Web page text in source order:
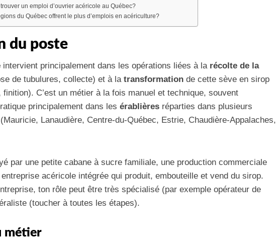
un emploi d’ouvrier acéricole au Québec?
du Québec offrent le plus d’emplois en acériculture?
du poste
intervient principalement dans les opérations liées à la récolte de la
de tubulures, collecte) et à la transformation de cette sève en sirop
C’est un métier à la fois manuel et technique, souvent
principalement dans les érablières réparties dans plusieurs
Lanaudière, Centre-du-Québec, Estrie, Chaudière-Appalaches,
par une petite cabane à sucre familiale, une production commerciale
entreprise acéricole intégrée qui produit, embouteille et vend du sirop.
ton rôle peut être très spécialisé (par exemple opérateur de
(toucher à toutes les étapes).
métier